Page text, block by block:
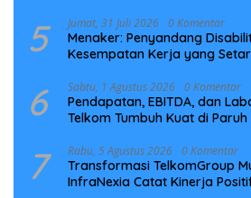
5 Jumat, 31 Juli 2026 0 Komentar
Menaker: Penyandang
Kesempatan Kerja yang
6 Sabtu, 1 Agustus 2026 0 Komentar
Pendapatan, EBITDA, dan
Telkom Tumbuh Kuat di
7 Rabu, 5 Agustus 2026 0 Komentar
Transformasi TelkomGroup
InfraNexia Catat Kinerja